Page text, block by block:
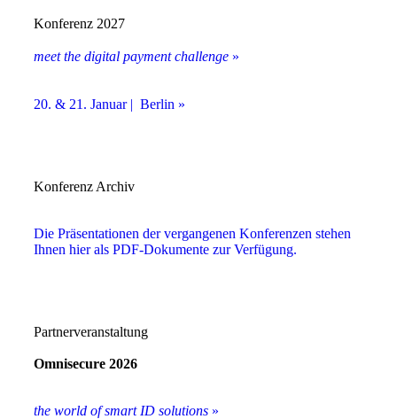
Konferenz 2027
meet the digital payment challenge »
20. & 21. Januar | Berlin »
Konferenz Archiv
Die Präsentationen der vergangenen Konferenzen stehen
Ihnen hier als PDF-Dokumente zur Verfügung.
Partnerveranstaltung
Omnisecure 2026
the world of smart ID solutions »